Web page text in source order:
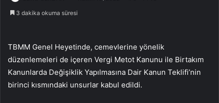
3 dakika okuma süresi
TBMM Genel Heyetinde, cemevlerine yönelik
düzenlemeleri de içeren Vergi Metot Kanunu ile Birtakım
Kanunlarda Değişiklik Yapılmasına Dair Kanun Teklifi’nin
birinci kısmındaki unsurlar kabul edildi.